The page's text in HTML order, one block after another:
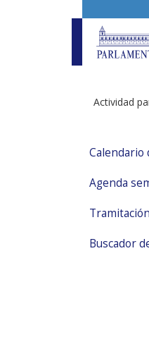
Actividad
Calendario
Agenda
Buscador